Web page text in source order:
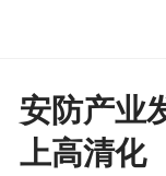
安防产业
上高清化